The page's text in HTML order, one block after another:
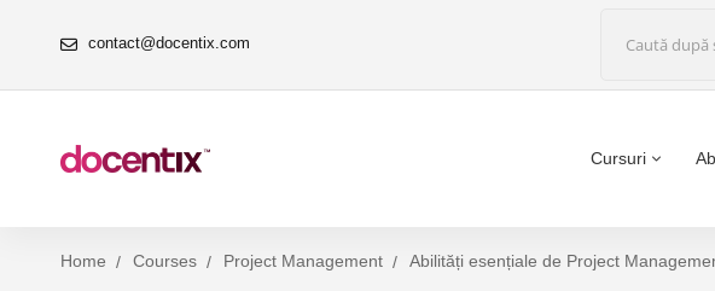
contact@docentix.com
Cursuri
Home Courses Project Management Abilități esențiale de Project